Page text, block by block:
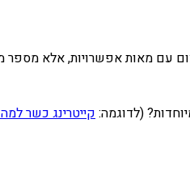
עם מאות אפשרויות, אלא
(לדוגמה:קייטרינג כשר